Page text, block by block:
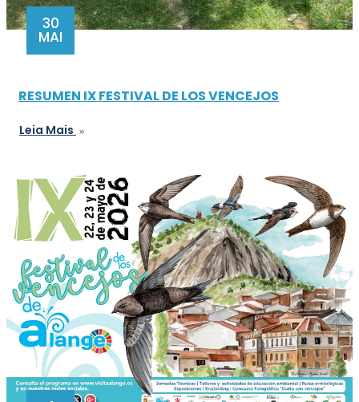
30
MAI
RESUMEN IX FESTIVAL DE LOS VENCEJOS
Leia Mais